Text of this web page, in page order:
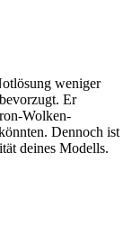
weniger
Er
Wolken-
Dennoch ist
deines Modells.